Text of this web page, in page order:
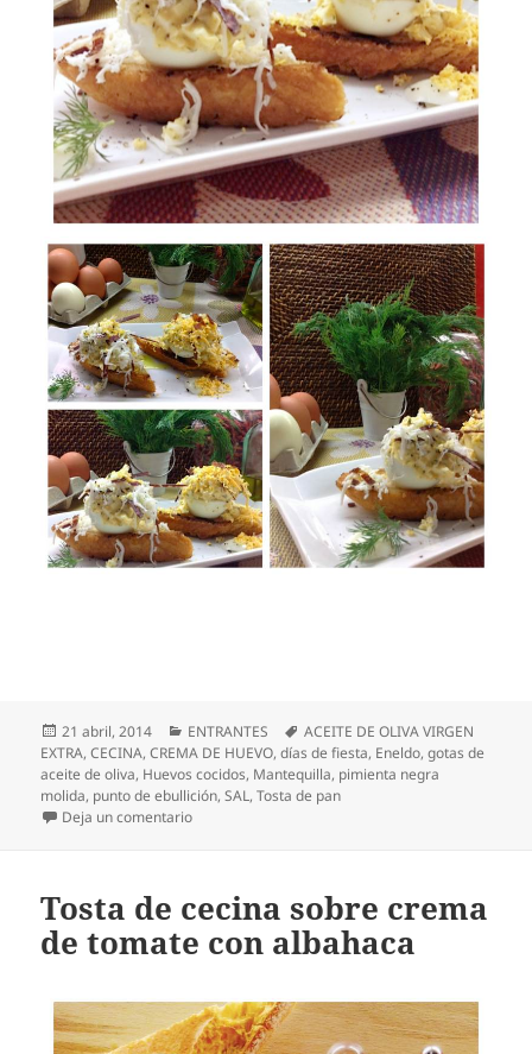
Publicado
el
21 abril, 2014 Categorías
ENTRANTES Etiquetas
ACEITE DE OLIVA VIRGEN
EXTRA,CECINA,CREMA DE HUEVO,días de fiesta, Eneldo,gotas de
aceite de oliva, Huevos cocidos, Mantequilla, pimienta negra
molida, punto de ebullición,SAL,Tosta de pan
Deja un comentarioen Tosta de huevo cocido en su crema con cecina
Tosta de cecina sobre crema
de tomate con albahaca